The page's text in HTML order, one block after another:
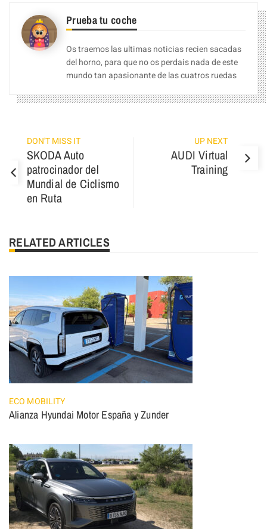
Prueba tu coche
Os traemos las ultimas noticias recien sacadas
del horno, para que no os perdais nada de este
mundo tan apasionante de las cuatros ruedas
DON'T MISS IT
SKODA Auto
patrocinador del
Mundial de Ciclismo
en Ruta
UP NEXT
AUDI Virtual
Training
RELATED ARTICLES
ECO MOBILITY
Alianza Hyundai Motor España y Zunder